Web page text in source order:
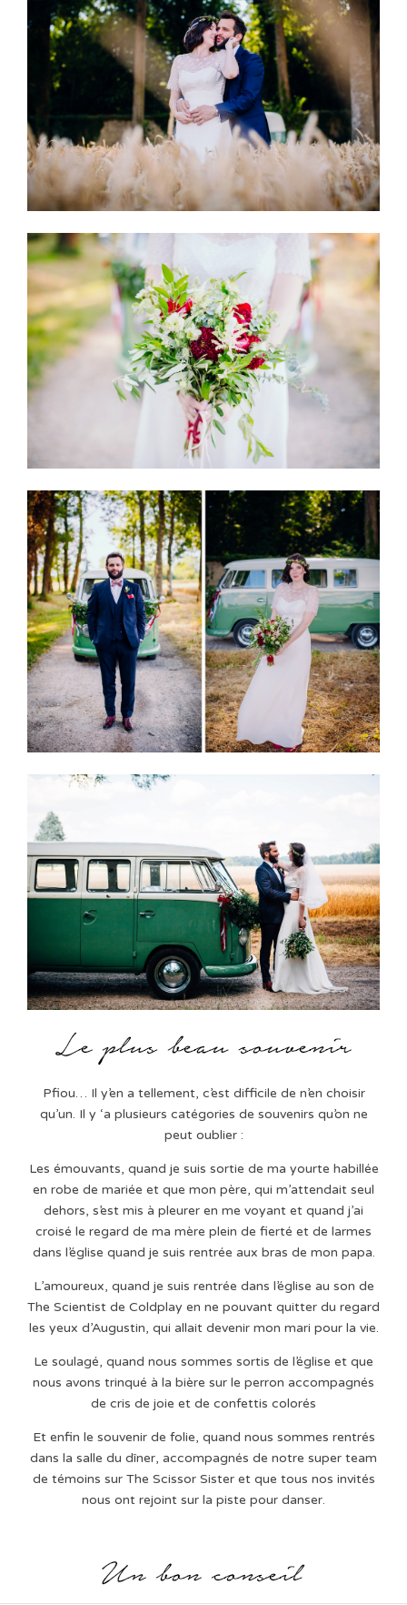
Pfiou… Il y’en a tellement, c’est difficile de n’en choisir
qu’un. Il y ‘a plusieurs catégories de souvenirs qu’on ne
peut oublier :
Les émouvants, quand je suis sortie de ma yourte habillée
en robe de mariée et que mon père, qui m’attendait seul
dehors, s’est mis à pleurer en me voyant et quand j’ai
croisé le regard de ma mère plein de fierté et de larmes
dans l’église quand je suis rentrée aux bras de mon papa.
L’amoureux, quand je suis rentrée dans l’église au son de
The Scientist de Coldplay en ne pouvant quitter du regard
les yeux d’Augustin, qui allait devenir mon mari pour la vie.
Le soulagé, quand nous sommes sortis de l’église et que
nous avons trinqué à la bière sur le perron accompagnés
de cris de joie et de confettis colorés
Et enfin le souvenir de folie, quand nous sommes rentrés
dans la salle du dîner, accompagnés de notre super team
de témoins sur The Scissor Sister et que tous nos invités
nous ont rejoint sur la piste pour danser.